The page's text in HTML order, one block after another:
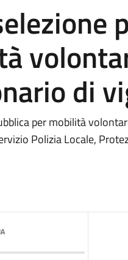
di
per mobilità
Polizia Locale,